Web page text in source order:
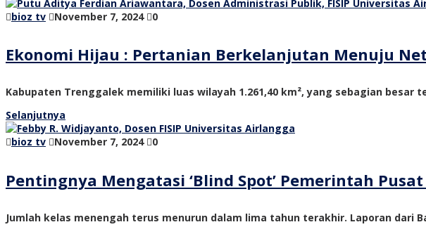
bioz tv
November 7, 2024 0
Ekonomi Hijau : Pertanian Berkelanjutan Menuju
Kabupaten Trenggalek memiliki luas wilayah 1.261,40 km², yang sebagian
Selanjutnya
bioz tv
November 7, 2024 0
Pentingnya Mengatasi ‘Blind Spot’ Pemerintah
Jumlah kelas menengah terus menurun dalam lima tahun terakhir. Laporan dari